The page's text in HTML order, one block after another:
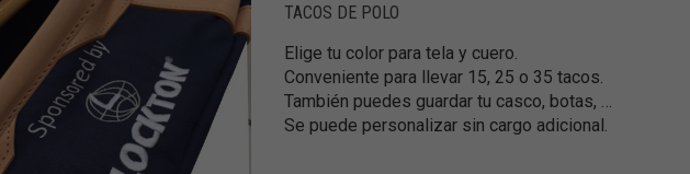
TACOS DE POLO
Elige tu color para tela y cuero.
Conveniente para llevar 15, 25 o 35 tacos.
También puedes guardar tu casco, botas, …
Se puede personalizar sin cargo adicional.